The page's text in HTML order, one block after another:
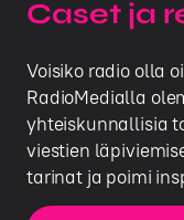
Caset ja
Voisiko radio olla
RadioMedialla
yhteiskunnallisia
viestien
tarinat ja poimi